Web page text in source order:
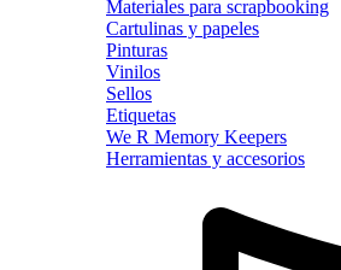
Materiales para scrapbooking
Cartulinas y papeles
Pinturas
Vinilos
Sellos
Etiquetas
We R Memory Keepers
Herramientas y accesorios